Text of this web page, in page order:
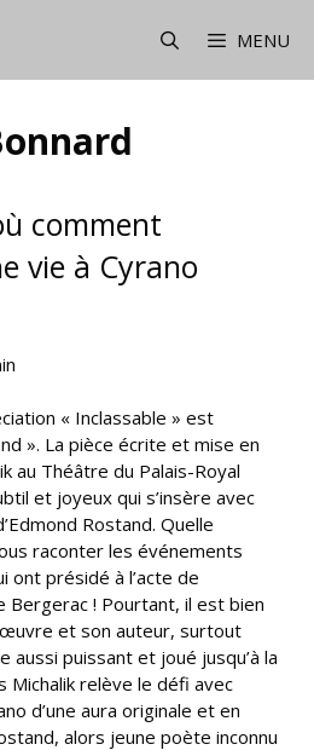
MENU
comment
vie à Cyrano
« Inclassable » est
». La pièce écrite et mise en
au Théâtre du Palais-Royal
et joyeux qui s’insère avec
Rostand. Quelle
raconter les événements
ont présidé à l’acte de
Bergerac ! Pourtant, il est bien
et son auteur, surtout
aussi puissant et joué jusqu’à la
Michalik relève le défi avec
d’une aura originale et en
alors jeune poète inconnu